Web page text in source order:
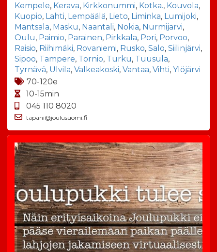
Kempele, Kerava, Kirkkonummi, Kotka., Kouvola,
Kuopio, Lahti, Lempäälä, Lieto, Liminka, Lumijoki,
Mäntsälä, Masku, Naantali, Nokia, Nurmijärvi,
Oulu, Paimio, Parainen, Pirkkala, Pori, Porvoo,
Raisio, Riihimäki, Rovaniemi, Rusko, Salo, Siilinjärvi,
Sipoo, Tampere, Tornio, Turku, Tuusula,
Tyrnävä, Ulvila, Valkeakoski, Vantaa, Vihti, Ylöjärvi
70-120e
10-15min
045 110 8020
tapani@joulusuomi.fi